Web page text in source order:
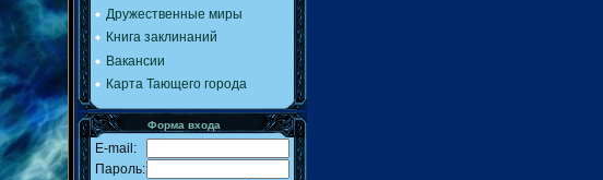
Дружественные миры
Книга заклинаний
Вакансии
Карта Тающего города
Форма входа
E-mail:
Пароль: